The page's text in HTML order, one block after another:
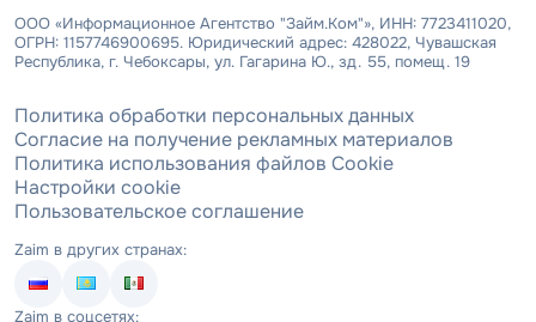
ООО «Информационное Агентство "Займ.Ком"», ИНН: 7723411020,
ОГРН: 1157746900695. Юридический адрес: 428022, Чувашская
Республика, г. Чебоксары, ул. Гагарина Ю., зд. 55, помещ. 19
Политика обработки персональных данных
Согласие на получение рекламных материалов
Политика использования файлов Cookie
Настройки cookie
Пользовательское соглашение
Zaim в других странах:
Zaim в соцсетях: